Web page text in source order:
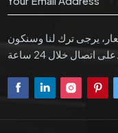
يرجى ترك لنا وسنكون